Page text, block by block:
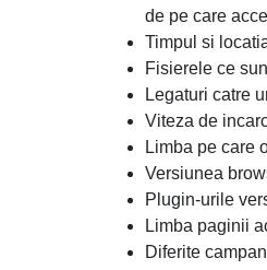
de pe care
Timpul si
Fisierele ce
Legaturi catre
Viteza de
Limba pe care
Versiunea
Plugin-urile
Limba paginii
Diferite